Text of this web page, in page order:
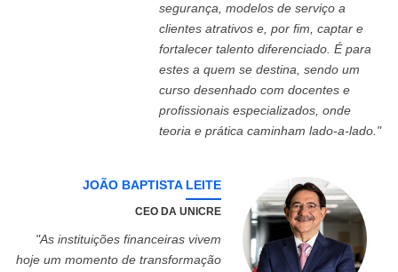
segurança, modelos de serviço a
clientes atrativos e, por fim, captar e
fortalecer talento diferenciado. É para
estes a quem se destina, sendo um
curso desenhado com docentes e
profissionais especializados, onde
teoria e prática caminham lado-a-lado."
JOÃO BAPTISTA LEITE
CEO DA UNICRE
"As instituições financeiras vivem
hoje um momento de transformação